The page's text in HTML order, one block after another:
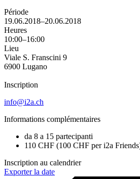
Période
19.06.2018–20.06.2018
Heures
10:00–16:00
Lieu
Viale S. Franscini 9
6900 Lugano
Inscription
info@i2a.ch
Informations complémentaires
da 8 a 15 partecipanti
110 CHF (100 CHF per i2a
Inscription au calendrier
Exporter la date